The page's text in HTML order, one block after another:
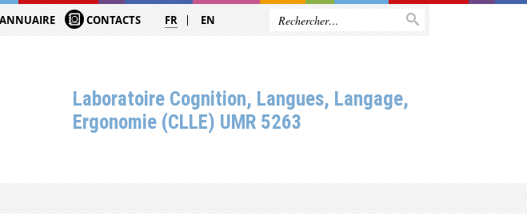
CONTACTS FR EN
Laboratoire Cognition, Langues, Langage,
Ergonomie (CLLE) UMR 5263